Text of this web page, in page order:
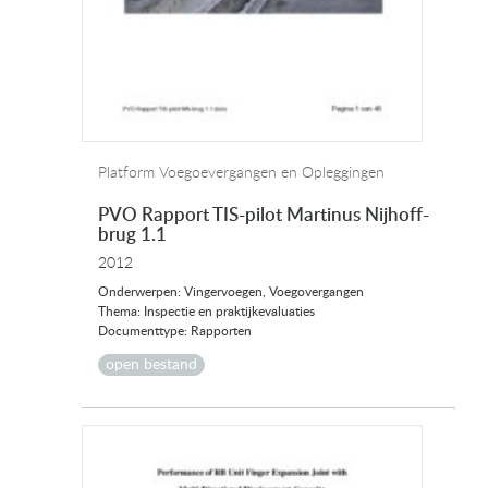
Platform Voegoevergangen en Opleggingen
PVO Rapport TIS-pilot Martinus Nijhoff-
brug 1.1
2012
Onderwerpen: Vingervoegen, Voegovergangen
Thema: Inspectie en praktijkevaluaties
Documenttype: Rapporten
open bestand